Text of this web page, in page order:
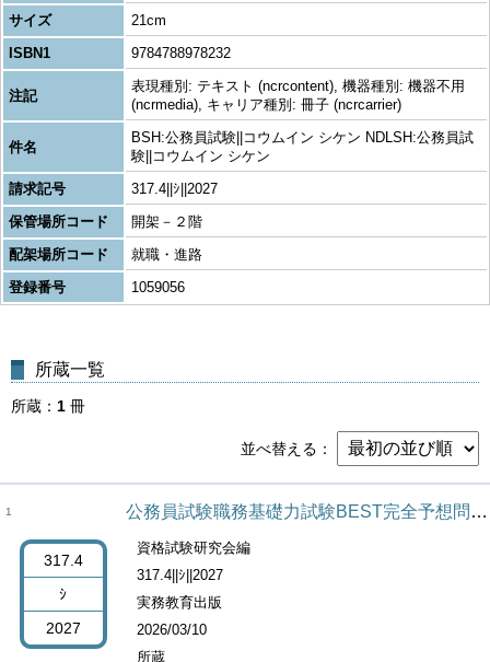
サイズ
21cm
ISBN1
9784788978232
注記
表現種別: テキスト (ncrcontent), 機器種別: 機器不用
(ncrmedia), キャリア種別: 冊子 (ncrcarrier)
件名
BSH:公務員試験||コウムイン シケン NDLSH:公務員試
験||コウムイン シケン
請求記号
317.4||ｼ||2027
保管場所コード
開架－２階
配架場所コード
就職・進路
登録番号
1059056
所蔵一覧
所蔵 1 冊
並べ替える
1
317.4
ｼ
2027
公務員試験職務基礎力試験BEST完全予想問題 2027年度版
資格試験研究会編
317.4||ｼ||2027
実務教育出版
2026/03/10
所蔵